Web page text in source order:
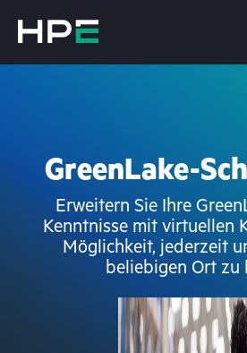
GreenLake-
Erweitern Sie Ihre
Kenntnisse mit virtuellen
Möglichkeit, jederzeit
beliebigen Ort zu